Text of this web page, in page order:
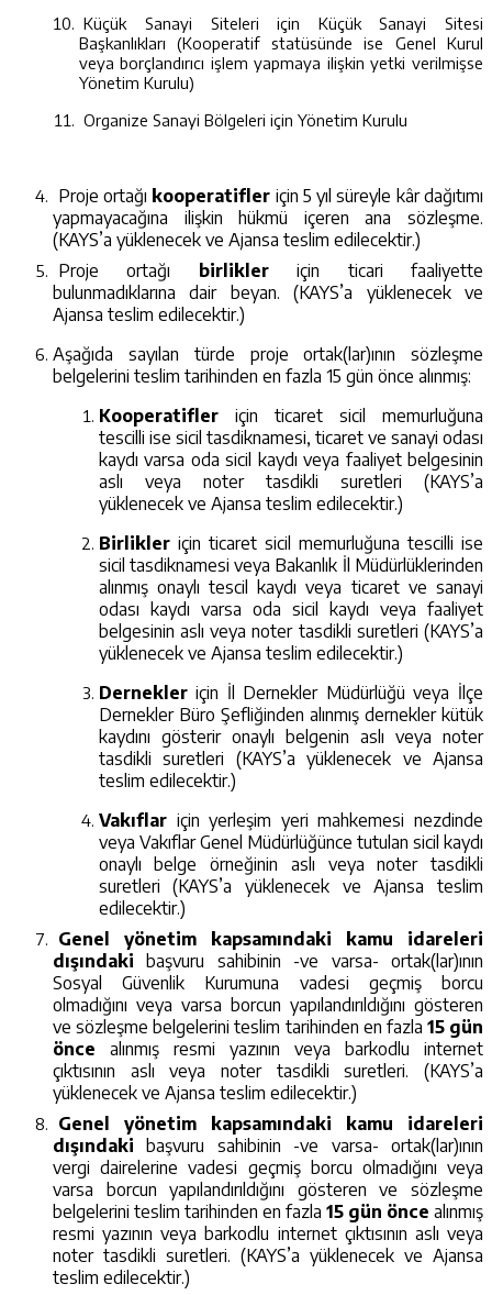
Küçük Sanayi Siteleri için Küçük Sanayi Sitesi
Başkanlıkları
(Kooperatif statüsünde ise Genel Kurul
veya borçlandırıcı işlem yapmaya ilişkin yetki verilmişse
Yönetim Kurulu)
Organize Sanayi Bölgeleri için Yönetim Kurulu
Proje ortağı kooperatifler için 5 yıl süreyle kâr dağıtımı
yapmayacağına ilişkin hükmü içeren ana sözleşme.
(KAYS’a yüklenecek ve Ajansa teslim edilecektir.)
Proje ortağı birlikleriçin ticari faaliyette
bulunmadıklarına dair beyan.(KAYS’a yüklenecek ve
Ajansa teslim edilecektir.)
Aşağıda sayılan türde proje ortak(lar)ının sözleşme
belgelerini teslim tarihinden en fazla 15 gün önce alınmış:
Kooperatifleriçin ticaret sicil memurluğuna
tescilli ise sicil tasdiknamesi, ticaret ve sanayi odası
kaydı varsa oda sicil kaydı veya faaliyet belgesinin
aslı veya noter tasdikli suretleri (KAYS’a
yüklenecek ve Ajansa teslim edilecektir.)
Birlikler için ticaret sicil memurluğuna tescilli ise
sicil tasdiknamesi veya Bakanlık İl Müdürlüklerinden
alınmış onaylı tescil kaydı veya ticaret ve sanayi
odası kaydı varsa oda sicil kaydı veya faaliyet
belgesinin aslı veya noter tasdikli suretleri (KAYS’a
yüklenecek ve Ajansa teslim edilecektir.)
Dernekleriçin İl Dernekler Müdürlüğü veya İlçe
Dernekler Büro Şefliğinden alınmış dernekler kütük
kaydını gösterir onaylı belgenin aslı veya noter
tasdikli suretleri (KAYS’a yüklenecek ve Ajansa
teslim edilecektir.)
Vakıflariçin yerleşim yeri mahkemesi nezdinde
veya Vakıflar Genel Müdürlüğünce tutulan sicil kaydı
onaylı belge örneğinin aslı veya noter tasdikli
suretleri (KAYS’a yüklenecek ve Ajansa teslim
edilecektir.)
Genel yönetim kapsamındaki kamu idareleri
dışındakibaşvuru sahibinin -ve varsa- ortak(lar)ının
Sosyal Güvenlik Kurumuna vadesi geçmiş borcu
olmadığını veya varsa borcun yapılandırıldığını gösteren
ve sözleşme belgelerini teslim tarihinden en fazla 15 gün
önce alınmış resmi yazının veya barkodlu internet
çıktısının aslı veya noter tasdikli suretleri. (KAYS’a
yüklenecek ve Ajansa teslim edilecektir.)
Genel yönetim kapsamındaki kamu idareleri
dışındakibaşvuru sahibinin -ve varsa- ortak(lar)ının
vergi dairelerine vadesi geçmiş borcu olmadığını veya
varsa borcun yapılandırıldığını gösteren ve sözleşme
belgelerini teslim tarihinden en fazla 15 gün önce alınmış
resmi yazının veya barkodlu internet çıktısının aslı veya
noter tasdikli suretleri. (KAYS’a yüklenecek ve Ajansa
teslim edilecektir.)